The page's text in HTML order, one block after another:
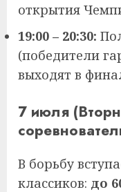
открытия
19:00 – 20:30:
(победители
выходят в
7 июля
В борьбу
классиков: до